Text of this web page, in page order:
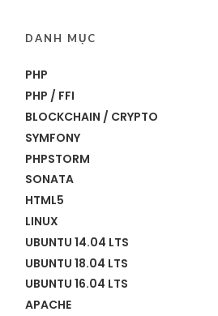
DANH MỤC
PHP
PHP / FFI
BLOCKCHAIN / CRYPTO
SYMFONY
PHPSTORM
SONATA
HTML5
LINUX
UBUNTU 14.04 LTS
UBUNTU 18.04 LTS
UBUNTU 16.04 LTS
APACHE